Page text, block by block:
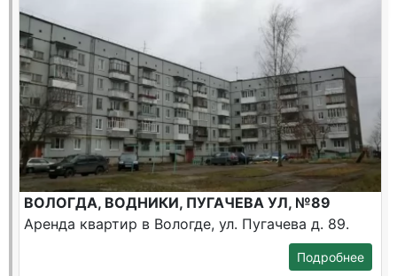
ВОЛОГДА, ВОДНИКИ, ПУГАЧЕВА УЛ, №89
Аренда квартир в Вологде, ул. Пугачева д. 89.
Подробнее